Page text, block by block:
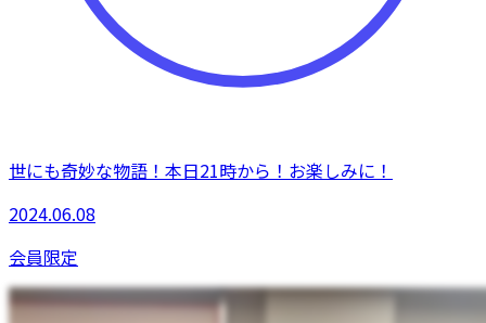
世にも奇妙な物語！本日21時から！お楽しみに！
2024.06.08
会員限定